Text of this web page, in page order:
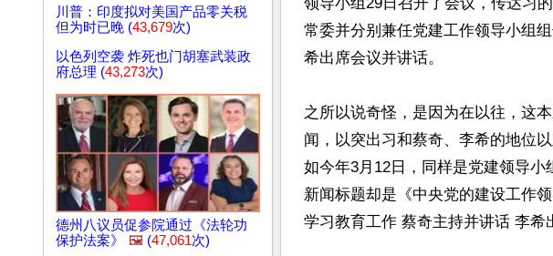
川普：印度拟对美国产品零关税
但为时已晚 (43,679次)
以色列空袭 炸死也门胡塞武装政
府总理 (43,273次)
德州八议员促参院通过《法轮功
保护法案》
🖼️ (47,061次)
常委并分别兼任党建工作领导小组
希出席会议并讲话。
之所以说奇怪，是因为在以往，这
闻，以突出习和蔡奇、李希的地位
如今年3月12日，同样是党建领导小
新闻标题却是《中央党的建设工作
学习教育工作 蔡奇主持并讲话 李希